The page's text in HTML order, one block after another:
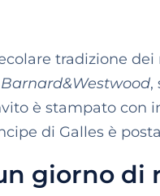
tradizione
Barnard&Westwood,
è stampato con
di Galles è
giorno di